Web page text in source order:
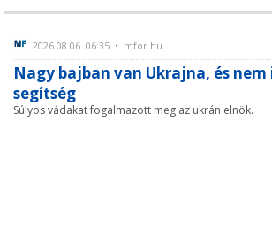
2026.08.06. 06:35 • mfor.hu
Nagy bajban van Ukrajna, és nem
segítség
Súlyos vádakat fogalmazott meg az ukrán elnök.